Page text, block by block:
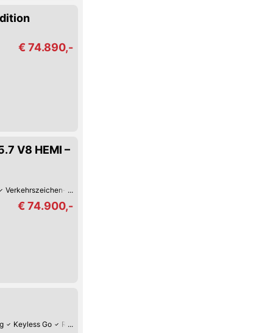
€ 74.890,-
V8 HEMI –
Verkehrszeichen-Erkennung
€ 74.900,-
Keyless Go Reifendruck-Kontrolle